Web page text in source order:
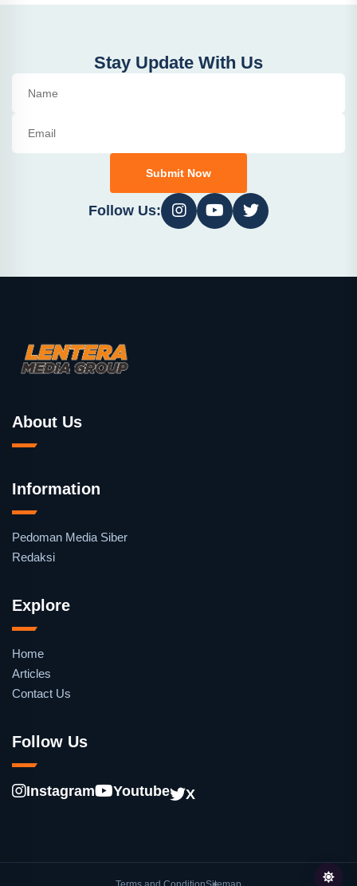
Stay Update With Us
Submit Now
Follow Us:
About Us
Information
Pedoman Media Siber
Redaksi
Explore
Home
Articles
Contact Us
Follow Us
Instagram Youtube X